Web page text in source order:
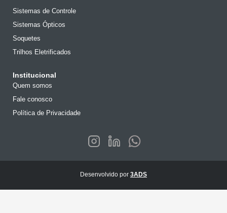
Sistemas de Controle
Sistemas Ópticos
Soquetes
Trilhos Eletrificados
Institucional
Quem somos
Fale conosco
Política de Privacidade
Desenvolvido por 3ADS